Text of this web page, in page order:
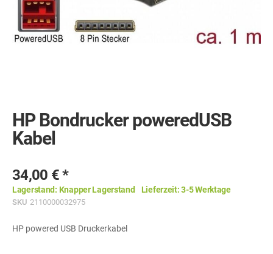
beginning
of
the
HP Bondrucker poweredUSB
Kabel
34,00 €
Lagerstand: Knapper Lagerstand Lieferzeit: 3-5 Werktage
SKU 2110000032975
HP powered USB Druckerkabel